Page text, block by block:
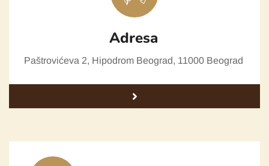
Adresa
Paštrovićeva 2, Hipodrom Beograd, 11000 Beograd